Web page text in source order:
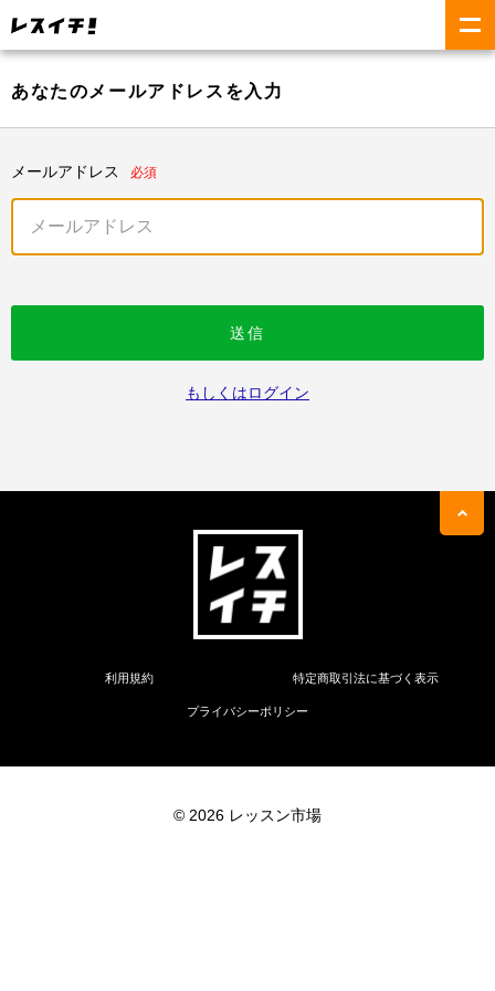
あなたのメールアドレスを入力
メールアドレス 必須
送信
もしくはログイン
利用規約 特定商取引法に基づく表示
プライバシーポリシー
© 2026 レッスン市場